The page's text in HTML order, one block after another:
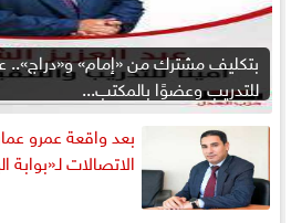
بتكليف مشترك من «إمام» و«دراج»..
للتدريب وعضوًا بالمكتب...
بعد واقعة عمرو
الاتصالات